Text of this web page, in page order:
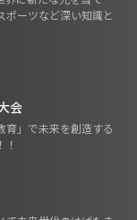
ポーツなど深い知識と
会
育」で未来を創造する